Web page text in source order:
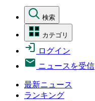
検索
カテゴリ
ログイン
ニュースを受信
最新ニュース
ランキング